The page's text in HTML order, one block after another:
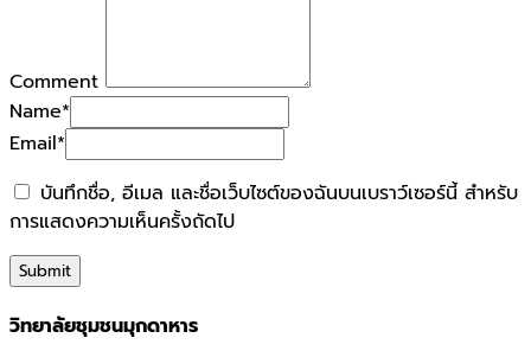
Comment
Name*
Email*
บันทึกชื่อ, อีเมล และชื่อเว็บไซต์ของฉันบนเบราว์เซอร์นี้ สำหรับ
การแสดงความเห็นครั้งถัดไป
วิทยาลัยชุมชนมุกดาหาร